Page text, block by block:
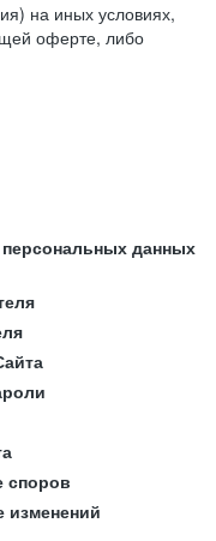
на иных условиях,
оферте, либо
данных
споров
изменений